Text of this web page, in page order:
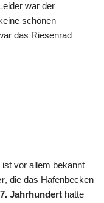
war der
schönen
das Riesenrad
vor allem bekannt
, die das Hafenbecken
Jahrhundert hatte